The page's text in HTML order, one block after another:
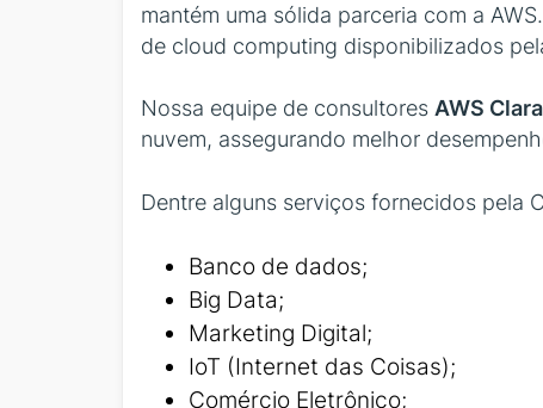
mantém uma sólida parceria com a
de cloud computing disponibilizados
Nossa equipe de consultores AWS
nuvem, assegurando melhor
Dentre alguns serviços fornecidos pela
Banco de dados;
Big Data;
Marketing Digital;
IoT (Internet das Coisas);
Comércio Eletrônico;